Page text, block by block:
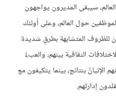
سيبقى المديرون يواجهون
حول العالم، وعلى أولئك
للظروف المتشابهة بطرقٍ شديدة
الثقافية بينهم، والعبءُ
الإتيانُ بنتائج، بينما يتكيفون مع
إدارتَهم.